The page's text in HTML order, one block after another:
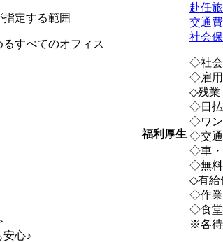
定する範囲
すべてのオフィス
心♪
福利厚生
赴任
交通
社会
◇社会
◇雇用
◇残業
◇日払
◇ワン
◇交通
◇車・
◇無料
◇有給
◇作業
◇食堂
※各